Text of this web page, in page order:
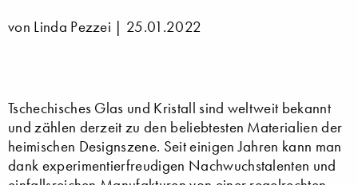
von Linda Pezzei | 25.01.2022
Tschechisches Glas und Kristall sind weltweit bekannt
und zählen derzeit zu den beliebtesten Materialien der
heimischen Designszene. Seit einigen Jahren kann man
dank experimentierfreudigen Nachwuchstalenten und